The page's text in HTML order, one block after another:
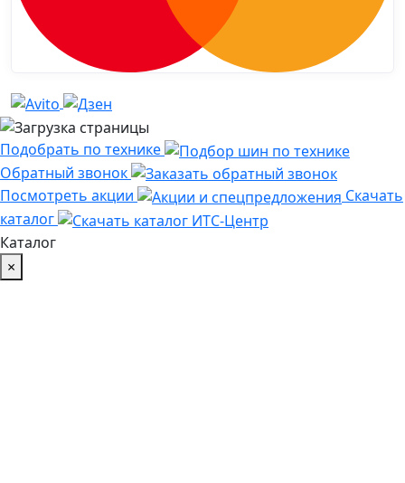
Подобрать по технике
Обратный звонок
Посмотреть акции
Скачать
каталог
Каталог
×